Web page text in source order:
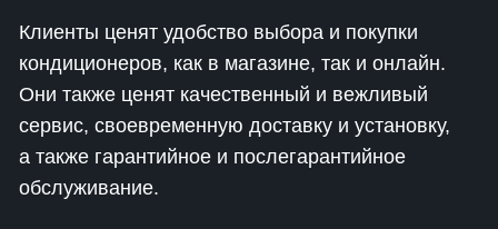
Клиенты ценят удобство выбора и покупки
кондиционеров, как в магазине, так и онлайн.
Они также ценят качественный и вежливый
сервис, своевременную доставку и установку,
а также гарантийное и послегарантийное
обслуживание.